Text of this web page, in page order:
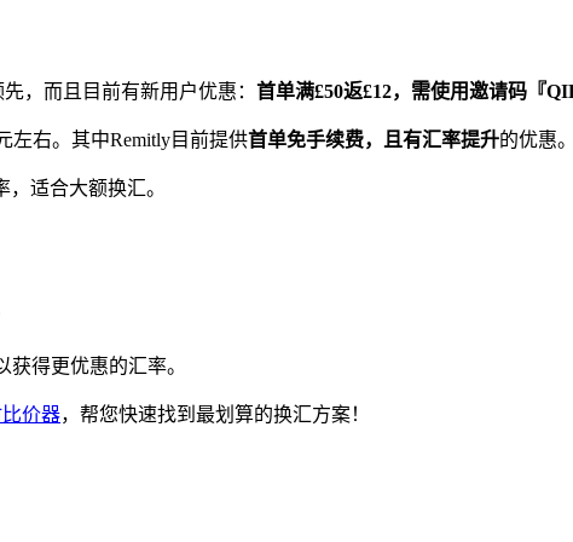
，而且目前有新用户优惠： 首单满£50返£12，需使用邀请码『
左右。其中Remitly目前提供首单免手续费，且有汇率提升的优惠。
适合大额换汇。
得更优惠的汇率。
价器，帮您快速找到最划算的换汇方案！